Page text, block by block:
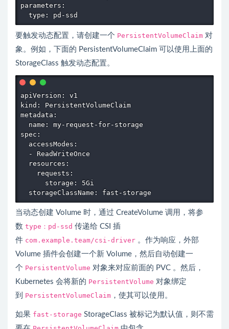
parameters:
要触发动态配置，请创建一个 PersistentVolumeClaim 对
象。例如，下面的 PersistentVolumeClaim 可以使用上面的
StorageClass 触发动态配置。
apiVersion: v1
kind: PersistentVolumeClaim
metadata:
  name: my-request-for-storage
spec:
  accessModes:
  - ReadWriteOnce
  resources:
    requests:
      storage: 5Gi
当动态创建 Volume 时，通过 CreateVolume 调用，将参
数 type：pd-ssd 传递给 CSI 插
件 com.example.team/csi-driver 。作为响应，外部
Volume 插件会创建一个新 Volume，然后自动创建一
个 PersistentVolume 对象来对应前面的 PVC 。然后，
Kubernetes 会将新的 PersistentVolume 对象绑定
到 PersistentVolumeClaim ，使其可以使用。
如果 fast-storage StorageClass 被标记为默认值，则不需